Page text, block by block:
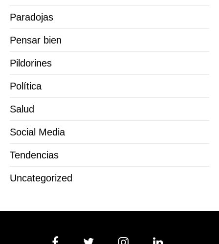
Paradojas
Pensar bien
Pildorines
Política
Salud
Social Media
Tendencias
Uncategorized